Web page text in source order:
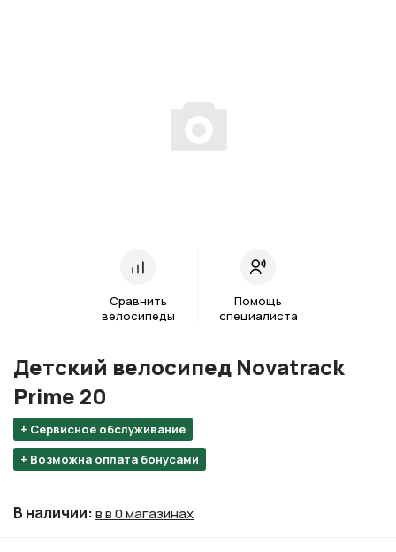
Сравнить
велосипеды
Помощь
специалиста
+ Сервисное обслуживание
+ Возможна оплата бонусами
Детский велосипед Novatrack
Prime 20
В наличии:в в 0 магазинах